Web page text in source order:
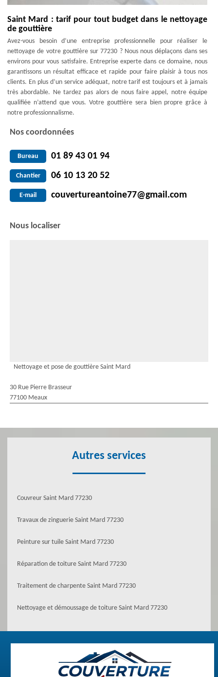
Saint Mard : tarif pour tout budget dans le nettoyage
de gouttière
Avez-vous besoin d’une entreprise professionnelle pour réaliser le
nettoyage de votre gouttière sur 77230 ? Nous nous déplaçons dans ses
environs pour vous satisfaire. Entreprise experte dans ce domaine, nous
garantissons un résultat efficace et rapide pour faire plaisir à tous nos
clients. En plus d’un service adéquat, notre tarif est toujours et à jamais
très abordable. Ne tardez pas alors de nous faire appel, notre équipe
qualifiée n’attend que vous. Votre gouttière sera bien propre grâce à
notre professionnalisme.
Nos coordonnées
Bureau 01 89 43 01 94
Chantier 06 10 13 20 52
E-mail couvertureantoine77@gmail.com
Nous localiser
Nettoyage et pose de gouttière Saint Mard
30 Rue Pierre Brasseur
77100 Meaux
Autres services
Couvreur Saint Mard 77230
Travaux de zinguerie Saint Mard 77230
Peinture sur tuile Saint Mard 77230
Réparation de toiture Saint Mard 77230
Traitement de charpente Saint Mard 77230
Nettoyage et démoussage de toiture Saint Mard 77230